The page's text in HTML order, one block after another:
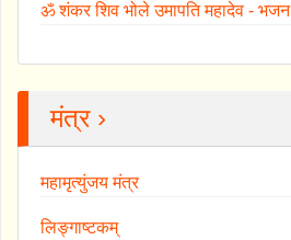
ॐ शंकर शिव भोले उमापति महादेव - भजन
मंत्र ›
महामृत्युंजय मंत्र
लिङ्गाष्टकम्